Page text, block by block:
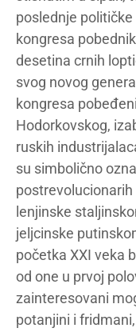
poslednje
kongresa
desetina crnih
svog novog
kongresa
Hodorkovskog,
ruskih
su simbolično
lenjinske
jeljcinske
početka XXI veka
od one u prvoj
zainteresovani
potanjini i